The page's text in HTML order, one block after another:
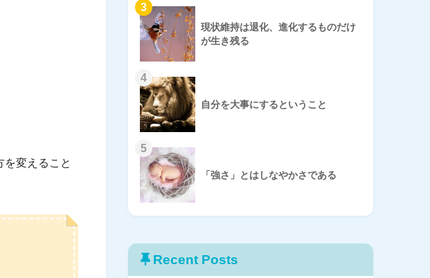
変えること
3
現状維持は退化、進化するものだけ
が生き残る
4
自分を大事にするということ
5
「強さ」とはしなやかさである
Recent Posts